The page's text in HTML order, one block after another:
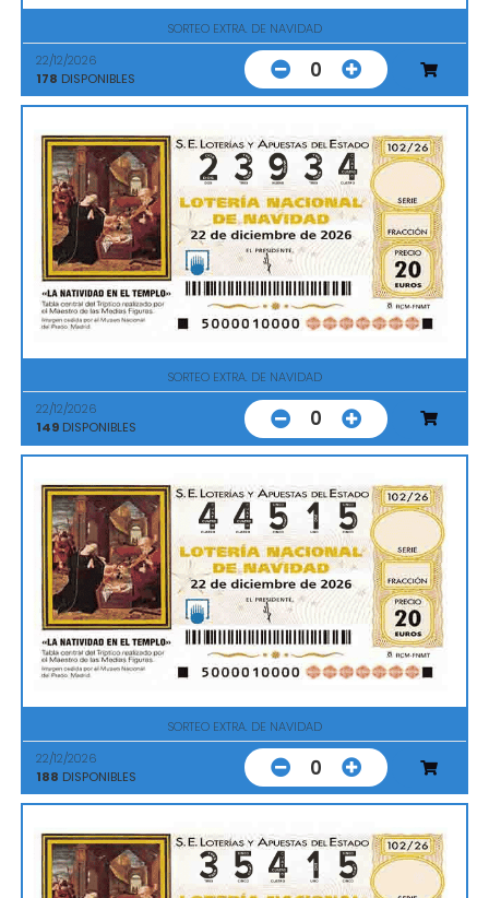
SORTEO EXTRA. DE NAVIDAD
22/12/2026
178 DISPONIBLES 0
SORTEO EXTRA. DE NAVIDAD
22/12/2026
149 DISPONIBLES 0
SORTEO EXTRA. DE NAVIDAD
22/12/2026
188 DISPONIBLES 0